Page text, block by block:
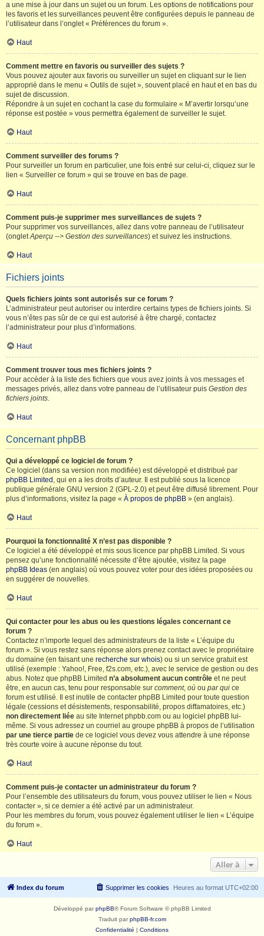
a une mise à jour dans un sujet ou un forum. Les options de notifications pour
les favoris et les surveillances peuvent être configurées depuis le panneau de
l’utilisateur dans l’onglet « Préférences du forum ».
Haut
Comment mettre en favoris ou surveiller des sujets ?
Vous pouvez ajouter aux favoris ou surveiller un sujet en cliquant sur le lien
approprié dans le menu « Outils de sujet », souvent placé en haut et en bas du
sujet de discussion.
Répondre à un sujet en cochant la case du formulaire « M’avertir lorsqu’une
réponse est postée » vous permettra également de surveiller le sujet.
Haut
Comment surveiller des forums ?
Pour surveiller un forum en particulier, une fois entré sur celui-ci, cliquez sur le
lien « Surveiller ce forum » qui se trouve en bas de page.
Haut
Comment puis-je supprimer mes surveillances de sujets ?
Pour supprimer vos surveillances, allez dans votre panneau de l’utilisateur
(ongletAperçu --> Gestion des surveillances) et suivez les instructions.
Haut
Fichiers joints
Quels fichiers joints sont autorisés sur ce forum ?
L’administrateur peut autoriser ou interdire certains types de fichiers joints. Si
vous n’êtes pas sûr de ce qui est autorisé à être chargé, contactez
l’administrateur pour plus d’informations.
Haut
Comment trouver tous mes fichiers joints ?
Pour accéder à la liste des fichiers que vous avez joints à vos messages et
messages privés, allez dans votre panneau de l’utilisateur puis Gestion des
fichiers joints.
Haut
Concernant phpBB
Qui a développé ce logiciel de forum ?
Ce logiciel (dans sa version non modifiée) est développé et distribué par
phpBB Limited , qui en a les droits d’auteur. Il est publié sous la licence
publique générale GNU version 2 (GPL-2.0) et peut être diffusé librement. Pour
plus d’informations, visitez la page « À propos de phpBB » (en anglais).
Haut
Pourquoi la fonctionnalité X n’est pas disponible ?
Ce logiciel a été développé et mis sous licence par phpBB Limited. Si vous
pensez qu’une fonctionnalité nécessite d’être ajoutée, visitez la page
phpBB Ideas (en anglais) où vous pouvez voter pour des idées proposées ou
en suggérer de nouvelles.
Haut
Qui contacter pour les abus ou les questions légales concernant ce
forum ?
Contactez n’importe lequel des administrateurs de la liste « L’équipe du
forum ». Si vous restez sans réponse alors prenez contact avec le propriétaire
du domaine (en faisant une recherche sur whois) ou si un service gratuit est
utilisé (exemple : Yahoo!, Free, f2s.com, etc.), avec le service de gestion ou des
abus. Notez que phpBB Limited n’a absolument aucun contrôle et ne peut
être, en aucun cas, tenu pour responsable sur comment, où ou par qui ce
forum est utilisé. Il est inutile de contacter phpBB Limited pour toute question
légale (cessions et désistements, responsabilité, propos diffamatoires, etc.)
non directement liée au site Internet phpbb.com ou au logiciel phpBB lui-
même. Si vous adressez un courriel au groupe phpBB à propos de l’utilisation
par une tierce partie de ce logiciel vous devez vous attendre à une réponse
très courte voire à aucune réponse du tout.
Haut
Comment puis-je contacter un administrateur du forum ?
Pour l’ensemble des utilisateurs du forum, vous pouvez utiliser le lien « Nous
contacter », si ce dernier a été activé par un administrateur.
Pour les membres du forum, vous pouvez également utiliser le lien « L’équipe
du forum ».
Haut
Aller à
Index du forum Heures au format UTC+02:00
Supprimer les cookies
Développé parphpBB® Forum Software © phpBB Limited
Traduit parphpBB-fr.com
Confidentialité | Conditions